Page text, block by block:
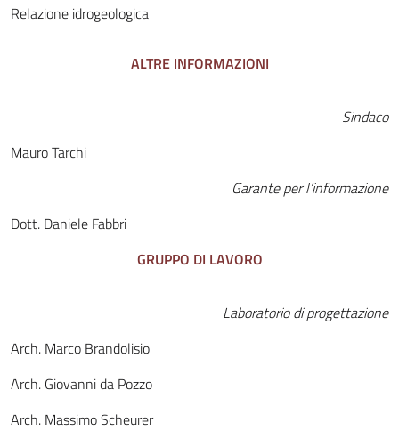
Relazione idrogeologica
ALTRE INFORMAZIONI
Sindaco
Mauro Tarchi
Garante per l’informazione
Dott. Daniele Fabbri
GRUPPO DI LAVORO
Laboratorio di progettazione
Arch. Marco Brandolisio
Arch. Giovanni da Pozzo
Arch. Massimo Scheurer